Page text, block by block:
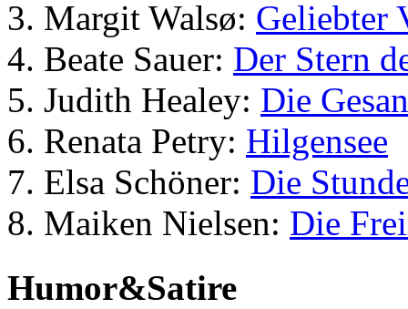
Margit Walsø: Geliebter
Beate Sauer: Der Stern
Judith Healey: Die
Renata Petry: Hilgensee
Elsa Schöner: Die
Maiken Nielsen: Die
Humor&Satire